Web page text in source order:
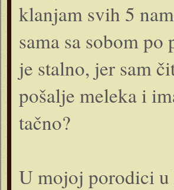
klanjam svih 5
sama sa sobom
je stalno, jer sam
pošalje meleka i
tačno?
U mojoj porodici u